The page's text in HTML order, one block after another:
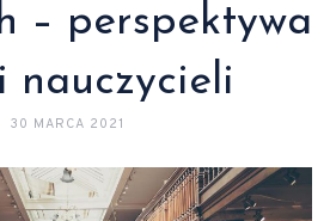
– perspektywa
nauczycieli
30 MARCA 2021